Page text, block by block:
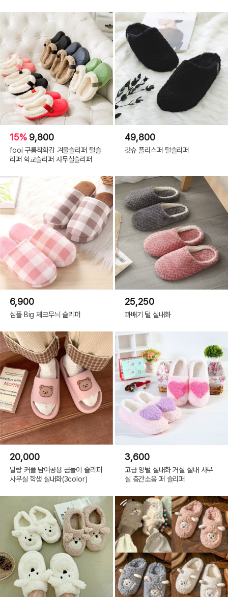
15% 9,800
fooi 구름착화감 겨울슬리퍼 털슬
리퍼 학교슬리퍼 사무실슬리퍼
49,800
갓슈 플리스퍼 털슬리퍼
6,900
심플 Big 체크무늬 슬리퍼
25,250
꽈배기 털 실내화
20,000
말랑 커플 남여공용 곰돌이 슬리퍼
사무실 학생 실내화(3color)
3,600
고급 양털 실내화 거실 실내 사무
실 층간소음 퍼 슬리퍼